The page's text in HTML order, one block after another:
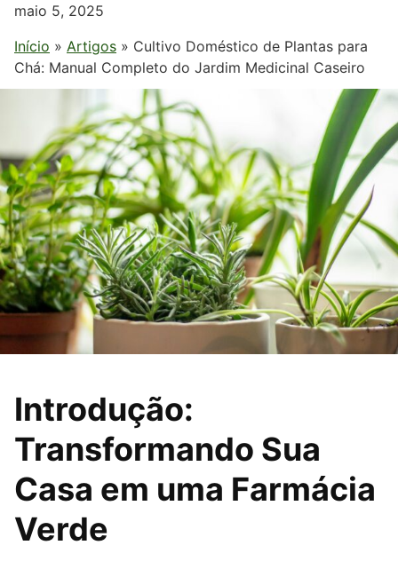
maio 5, 2025
Início » Artigos » Cultivo Doméstico de Plantas para
Chá: Manual Completo do Jardim Medicinal Caseiro
Introdução:
Transformando Sua
Casa em uma Farmácia
Verde